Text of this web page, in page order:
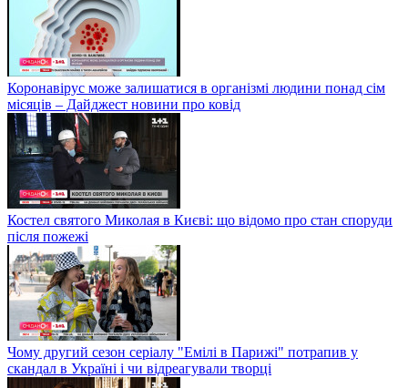
Коронавірус може залишатися в організмі людини понад сім
місяців – Дайджест новини про ковід
Костел святого Миколая в Києві: що відомо про стан споруди
після пожежі
Чому другий сезон серіалу "Емілі в Парижі" потрапив у
скандал в Україні і чи відреагували творці